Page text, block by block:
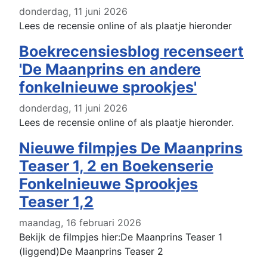
donderdag, 11 juni 2026
Lees de recensie online of als plaatje hieronder
Boekrecensiesblog recenseert
'De Maanprins en andere
fonkelnieuwe sprookjes'
donderdag, 11 juni 2026
Lees de recensie online of als plaatje hieronder.
Nieuwe filmpjes De Maanprins
Teaser 1, 2 en Boekenserie
Fonkelnieuwe Sprookjes
Teaser 1,2
maandag, 16 februari 2026
Bekijk de filmpjes hier:De Maanprins Teaser 1
(liggend)De Maanprins Teaser 2